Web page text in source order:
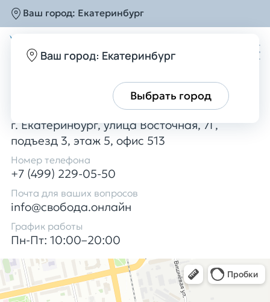
Ваш город: Екатеринбург
Ваш город: Екатеринбург
Выбрать город
Главная
Контакты
г. Екатеринбург, улица Восточная, 7Г,
подъезд 3, этаж 5, офис 513
Номер телефона
+7 (499) 229-05-50
Почта для ваших вопросов
info@свобода.онлайн
График работы
Пн-Пт: 10:00–20:00